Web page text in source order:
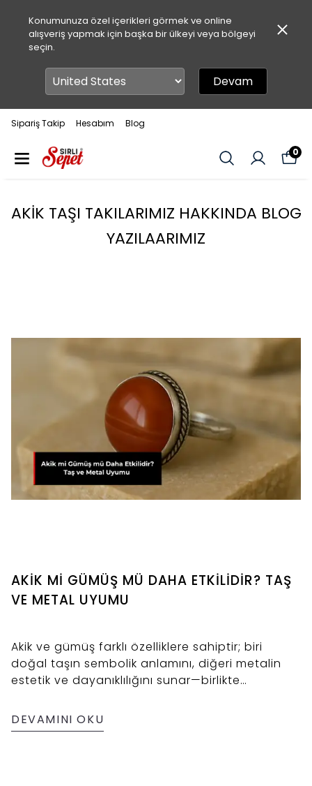
Konumunuza özel içerikleri görmek ve online
alışveriş yapmak için başka bir ülkeyi veya bölgeyi
seçin.
Devam
Sipariş Takip Hesabım Blog
0
AKİK TAŞI TAKILARIMIZ HAKKINDA BLOG
YAZILAARIMIZ
AKİK Mİ GÜMÜŞ MÜ DAHA ETKİLİDİR? TAŞ
VE METAL UYUMU
Akik ve gümüş farklı özelliklere sahiptir; biri
doğal taşın sembolik anlamını, diğeri metalin
estetik ve dayanıklılığını sunar—birlikte
uyum oluştururlar.
DEVAMINI OKU